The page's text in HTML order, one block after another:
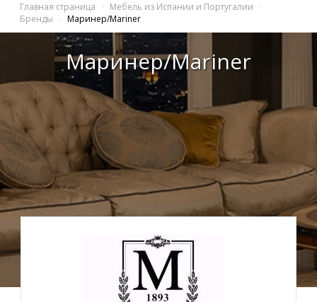
Главная страница
Мебель из Испании и Португалии
Бренды
Маринер/Mariner
Маринер/Mariner